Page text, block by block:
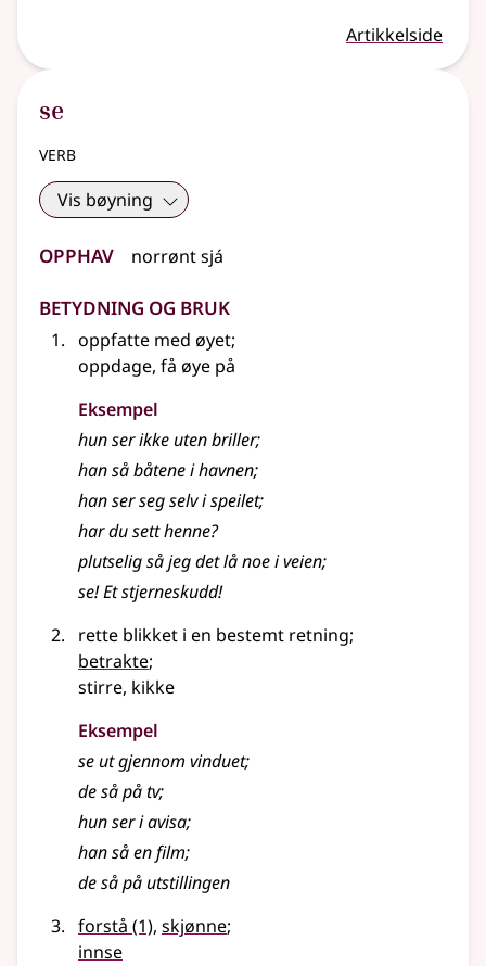
Artikkelside
se
verb
Vis bøyning
Opphav norrøntsjá
Betydning og bruk
oppfatte med øyet;
oppdage, få øye på
Eksempel
hun ser ikke uten briller;
han så båtene i havnen;
han ser seg selv i speilet;
har du sett henne?
plutselig så jeg det lå noe i veien;
se! Et stjerneskudd!
rette blikket i en bestemt retning;
betrakte;
stirre, kikke
Eksempel
se ut gjennom vinduet;
de så på tv;
hun ser i avisa;
han så en film;
de så på utstillingen
forstå (1), skjønne;
innse